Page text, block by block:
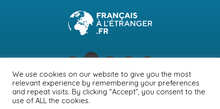
NEWSLETTER PUBLICITÉ CONTACTS
MENTIONS LÉGALES
POLITIQUE DE CONFIDENTIALITÉ
We use cookies on our website to give you the most
relevant experience by remembering your preferences
and repeat visits. By clicking “Accept”, you consent to the
use of ALL the cookies.